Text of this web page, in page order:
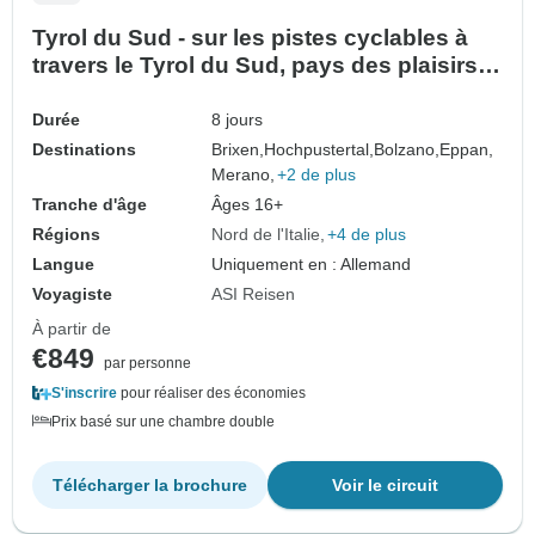
Tyrol du Sud - sur les pistes cyclables à
travers le Tyrol du Sud, pays des plaisirs
Durée
8 jours
Destinations
Brixen,Hochpustertal,Bolzano,Eppan,
Merano, +2 de plus
Tranche d'âge
Âges 16+
Régions
Nord de l'Italie +4 de plus
Langue
Uniquement en : Allemand
Voyagiste
ASI Reisen
À partir de
€849
par personne
S'inscrire pour réaliser des économies
Prix basé sur une chambre double
Voir le circuit
Télécharger la brochure